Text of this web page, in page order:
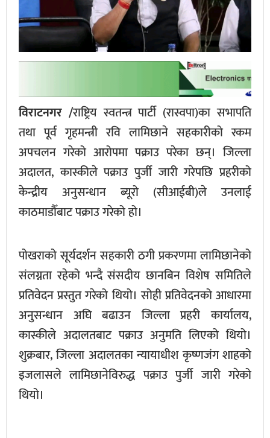
विराटनगर /राष्ट्रिय स्वतन्त्र पार्टी (रास्वपा)का सभापति
तथा पूर्व गृहमन्त्री रवि लामिछाने सहकारीको रकम
अपचलन गरेको आरोपमा पक्राउ परेका छन्। जिल्ला
अदालत, कास्कीले पक्राउ पुर्जी जारी गरेपछि प्रहरीको
केन्द्रीय अनुसन्धान ब्यूरो (सीआईबी)ले उनलाई
काठमाडौँबाट पक्राउ गरेको हो।
पोखराको सूर्यदर्शन सहकारी ठगी प्रकरणमा लामिछानेको
संलग्नता रहेको भन्दै संसदीय छानबिन विशेष समितिले
प्रतिवेदन प्रस्तुत गरेको थियो। सोही प्रतिवेदनको आधारमा
अनुसन्धान अघि बढाउन जिल्ला प्रहरी कार्यालय,
कास्कीले अदालतबाट पक्राउ अनुमति लिएको थियो।
शुक्रबार, जिल्ला अदालतका न्यायाधीश कृष्णजंग शाहको
इजलासले लामिछानेविरुद्ध पक्राउ पुर्जी जारी गरेको
थियो।